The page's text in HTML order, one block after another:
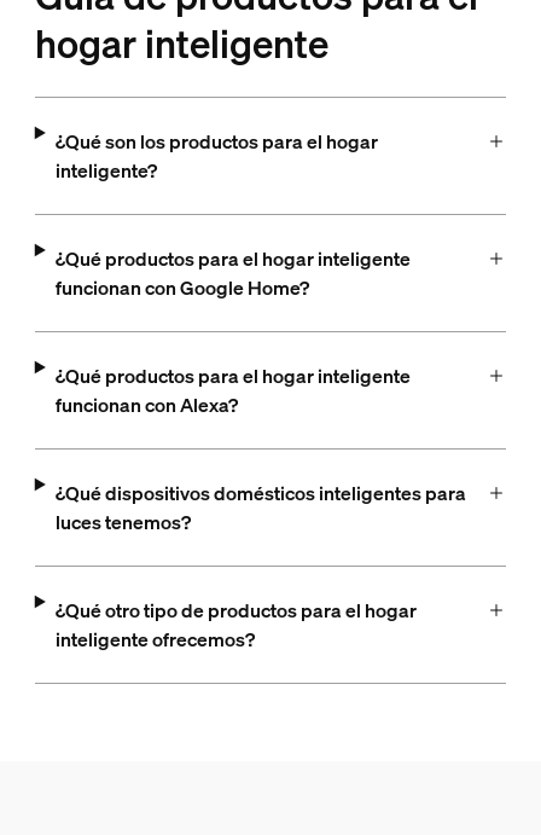
hogar inteligente
¿Qué son los productos para el hogar
inteligente?
¿Qué productos para el hogar inteligente
funcionan con Google Home?
¿Qué productos para el hogar inteligente
funcionan con Alexa?
¿Qué dispositivos domésticos inteligentes para
luces tenemos?
¿Qué otro tipo de productos para el hogar
inteligente ofrecemos?